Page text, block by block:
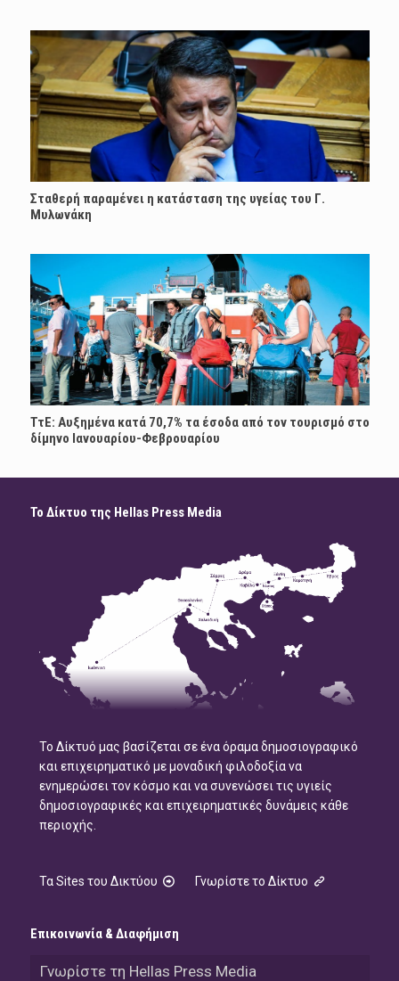
Σταθερή παραμένει η κατάσταση της υγείας του Γ.
Μυλωνάκη
ΤτΕ: Αυξημένα κατά 70,7% τα έσοδα από τον τουρισμό στο
δίμηνο Ιανουαρίου-Φεβρουαρίου
Το Δίκτυο της Hellas Press Media
Το Δίκτυό μας βασίζεται σε ένα όραμα δημοσιογραφικό
και επιχειρηματικό με μοναδική φιλοδοξία να
ενημερώσει τον κόσμο και να συνενώσει τις υγιείς
δημοσιογραφικές και επιχειρηματικές δυνάμεις κάθε
περιοχής.
Τα Sites του Δικτύου Γνωρίστε το Δίκτυο
Επικοινωνία & Διαφήμιση
Γνωρίστε τη Hellas Press Media